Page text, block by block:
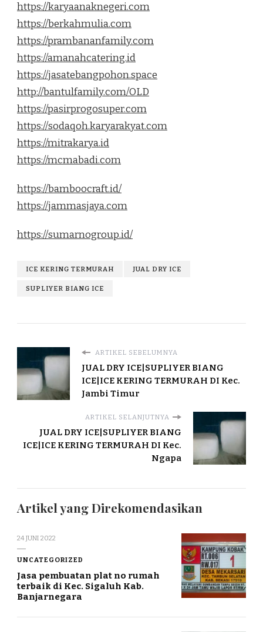
https://karyaanaknegeri.com
https://berkahmulia.com
https://prambananfamily.com
https://amanahcatering.id
https://jasatebangpohon.space
http://bantulfamily.com/OLD
https://pasirprogosuper.com
https://sodaqoh.karyarakyat.com
https://mitrakarya.id
https://mcmabadi.com
https://bamboocraft.id/
https://jammasjaya.com
https://sumarnogroup.id/
ICE KERING TERMURAH JUAL DRY ICE
SUPLIYER BIANG ICE
ARTIKEL SEBELUMNYA
JUAL DRY ICE|SUPLIYER BIANG
ICE|ICE KERING TERMURAH DI Kec.
Jambi Timur
ARTIKEL SELANJUTNYA
JUAL DRY ICE|SUPLIYER BIANG
ICE|ICE KERING TERMURAH DI Kec.
Ngapa
Artikel yang Direkomendasikan
24 JUNI 2022
UNCATEGORIZED
Jasa pembuatan plat no rumah
terbaik di Kec. Sigaluh Kab.
Banjarnegara